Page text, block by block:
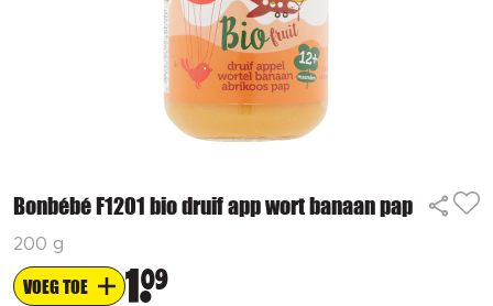
Bonbébé F1201 bio druif app wort banaan pap
200 g
VOEG TOE 1 09